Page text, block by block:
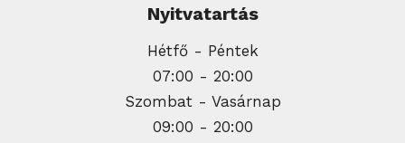
Nyitvatartás
Hétfő - Péntek
07:00 - 20:00
Szombat - Vasárnap
09:00 - 20:00